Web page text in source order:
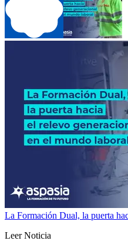
La Formación Dual, la puerta
Leer Noticia